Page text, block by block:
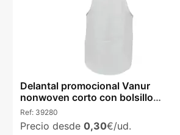
Delantal promocional Vanur
nonwoven corto con bolsillo
ajustable
Ref: 39280
Precio desde 0,30€/ud.